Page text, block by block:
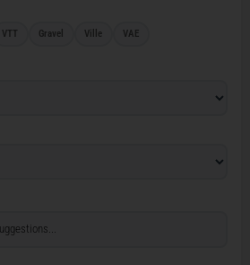
VTT Gravel Ville VAE